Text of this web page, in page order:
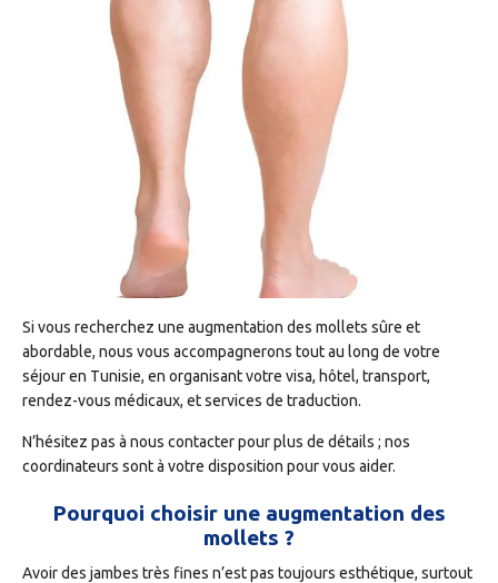
Si vous recherchez une augmentation des mollets sûre et
abordable, nous vous accompagnerons tout au long de votre
séjour en Tunisie, en organisant votre visa, hôtel, transport,
rendez-vous médicaux, et services de traduction.
N’hésitez pas à nous contacter pour plus de détails ; nos
coordinateurs sont à votre disposition pour vous aider.
Pourquoi choisir une augmentation des
mollets ?
Avoir des jambes très fines n’est pas toujours esthétique, surtout